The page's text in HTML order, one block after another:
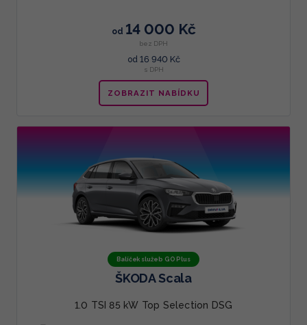
od 14 000 Kč
bez DPH
od 16 940 Kč
s DPH
ZOBRAZIT NABÍDKU
Balíček služeb GO Plus
ŠKODA Scala
1.0 TSI 85 kW Top Selection DSG